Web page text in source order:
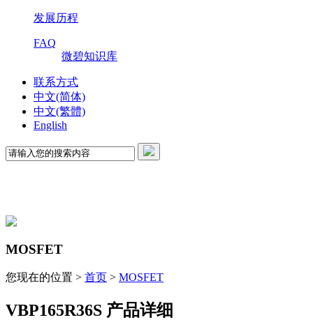
发展历程
FAQ
微碧知识库
联系方式
中文(简体)
中文(繁體)
English
MOSFET
您现在的位置 > 首页 > MOSFET
VBP165R36S 产品详细